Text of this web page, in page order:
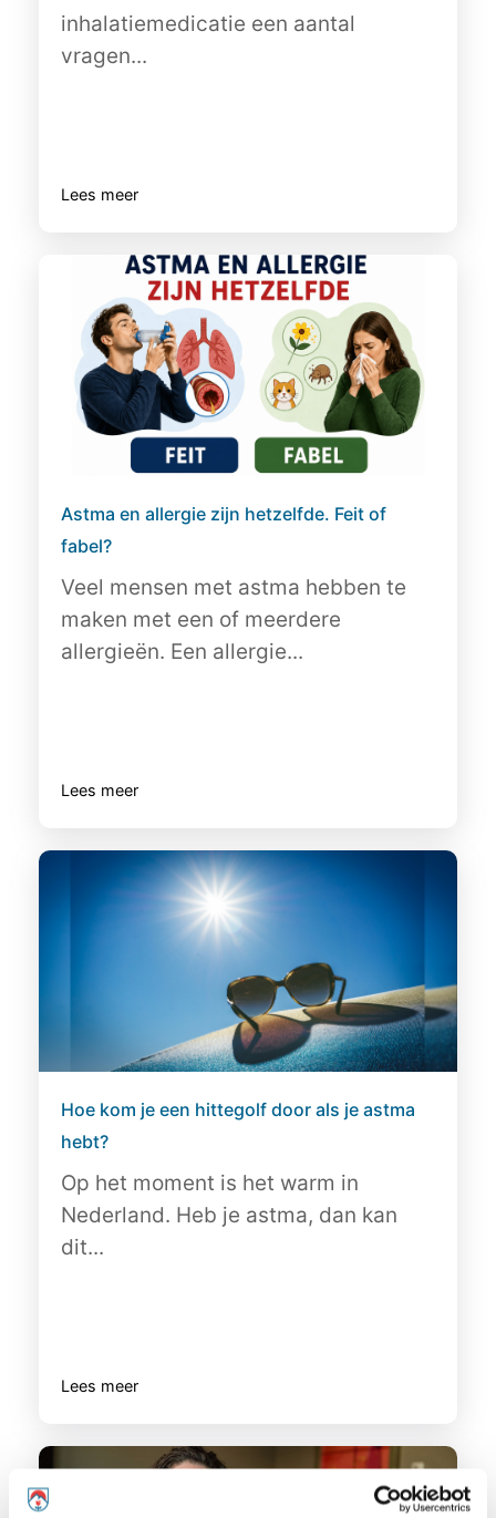
inhalatiemedicatie een aantal
vragen...
Lees meer
Astma en allergie zijn hetzelfde. Feit of
fabel?
Veel mensen met astma hebben te
maken met een of meerdere
allergieën. Een allergie...
Lees meer
Hoe kom je een hittegolf door als je astma
hebt?
Op het moment is het warm in
Nederland. Heb je astma, dan kan
dit...
Lees meer